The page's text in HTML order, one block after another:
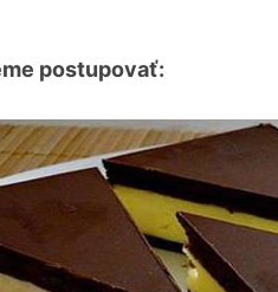
postupovať: